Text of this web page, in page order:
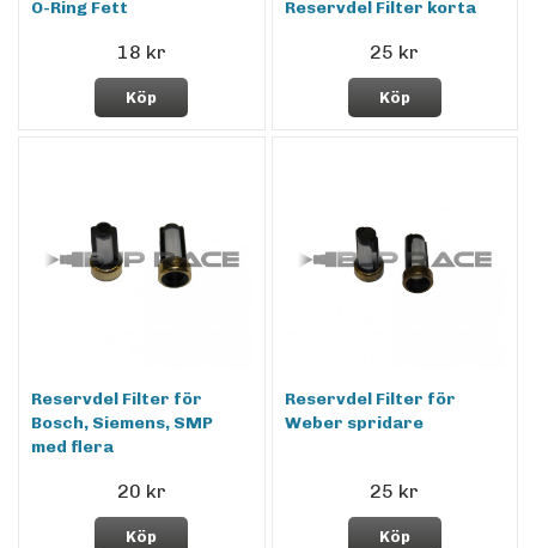
O-Ring Fett
18 kr
Köp
Reservdel Filter korta
25 kr
Köp
Reservdel Filter för
Bosch, Siemens, SMP
med flera
20 kr
Köp
Reservdel Filter för
Weber spridare
25 kr
Köp